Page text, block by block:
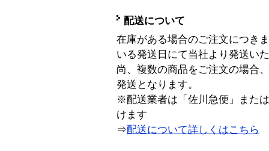
配送について
在庫がある場合のご注文につき
いる発送日にて当社より発送い
尚、複数の商品をご注文の場合
発送となります。
※配送業者は「佐川急便」また
けます
⇒配送について詳しくはこちら